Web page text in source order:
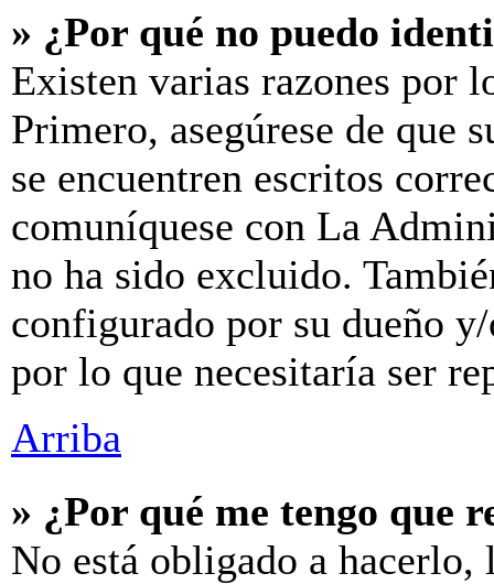
» ¿Por qué no puedo
Existen varias razones por
Primero, asegúrese de que
se encuentren escritos
comuníquese con La
no ha sido excluido.
configurado por su dueño
por lo que necesitaría ser
Arriba
» ¿Por qué me tengo que
No está obligado a